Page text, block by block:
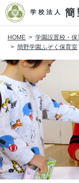
学校法人 簡
HOME 学園設置校・保
簡野学園ふぞく保育室